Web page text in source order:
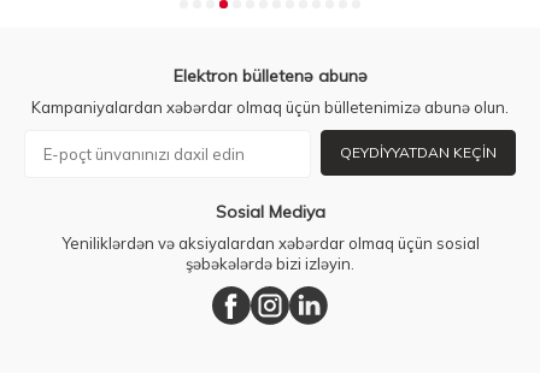
Elektron bülletenə abunə
Kampaniyalardan xəbərdar olmaq üçün bülletenimizə abunə olun.
QEYDIYYATDAN KEÇIN
Sosial Mediya
Yeniliklərdən və aksiyalardan xəbərdar olmaq üçün sosial
şəbəkələrdə bizi izləyin.